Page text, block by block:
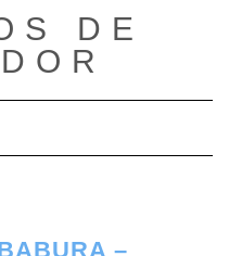
DE
modo de navegación
–